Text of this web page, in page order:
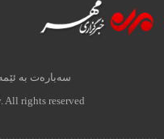
سەبارەت بە
All rights reserved